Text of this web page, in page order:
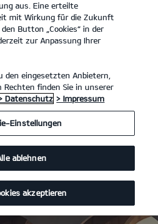
aus. Eine erteilte
mit Wirkung für die Zukunft
Button „Cookies“ in der
zur Anpassung Ihrer
den eingesetzten Anbietern,
Rechten finden Sie in unserer
Datenschutz > Impressum
Einstellungen
ablehnen
akzeptieren